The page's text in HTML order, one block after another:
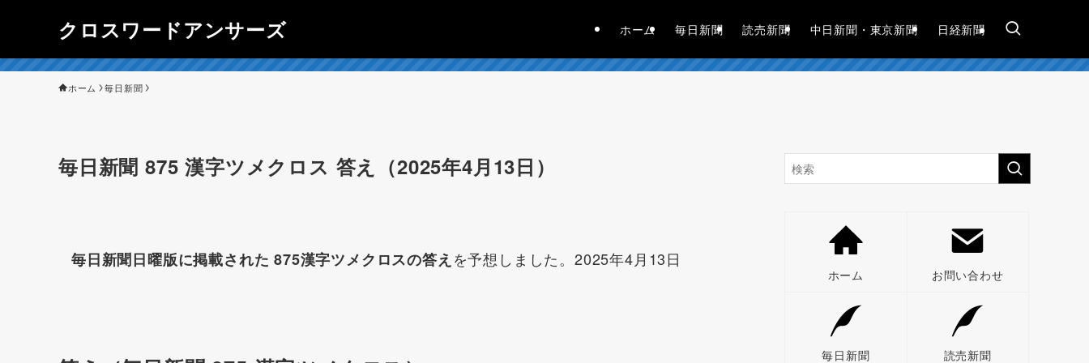
クロスワードアンサーズ ホーム 毎日新聞 読売新聞 中日新聞・東京新聞 日経新聞
ホーム 毎日新聞
毎日新聞 875 漢字ツメクロス 答え（2025年4月13日）
毎日新聞日曜版に掲載された 875漢字ツメクロスの答え を予想しました。2025年4月13日
ホーム お問い合わせ
毎日新聞 読売新聞